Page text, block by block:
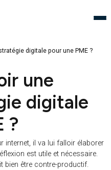
stratégie digitale pour une
une
digitale
?
sur internet, il va lui falloir